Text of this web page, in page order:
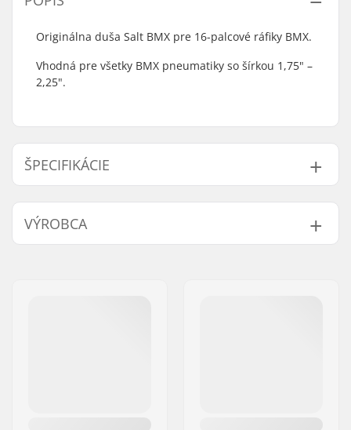
Originálna duša Salt BMX pre 16-palcové ráfiky BMX.
Vhodná pre všetky BMX pneumatiky so šírkou 1,75" –
2,25".
ŠPECIFIKÁCIE
BMX disciplína:
Freestyle BMX
Typ ventilu:
Priemer kolieska:
16"
VÝROBCA